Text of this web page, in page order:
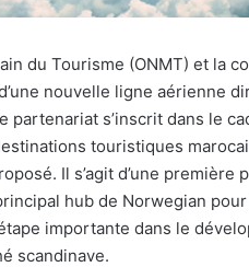
du Tourisme (ONMT) et la
nouvelle ligne aérienne
partenariat s’inscrit dans le
touristiques
Il s’agit d’une
hub de Norwegian
importante dans le
scandinave.